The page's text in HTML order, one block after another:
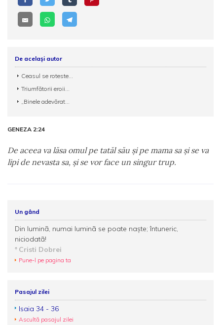
De același autor
Ceasul se roteste...
Triumfătorii eroii...
„Binele adevărat...
GENEZA 2:24
De aceea va lăsa omul pe tatăl său şi pe mama sa şi se va
lipi de nevasta sa, şi se vor face un singur trup.
Un gând
Din luminã, numai luminã se poate naşte; întuneric,
niciodatã!
Cristi Dobrei
Pune-l pe pagina ta
Pasajul zilei
Isaia 34 - 36
Ascultă pasajul zilei